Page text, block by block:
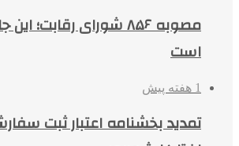
مصوبه ۸۵۶ شورای رقابت؛
است
1 هفته پیش
تمدید بخشنامه اعتبار ثبت